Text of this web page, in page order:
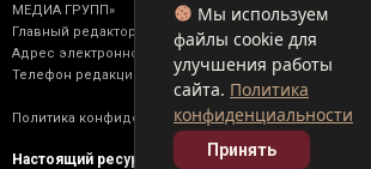
Мы используем
файлы cookie для
улучшения работы
сайта. Политика
конфиденциальности
Принять
МЕДИА ГРУПП»
Главный редактор: Васильев М. Ю.
Адрес электронной почты редакции: allrzn@yandex.ru
Телефон редакции: +7 (910) 902-17-92
Политика конфиденциальности
Настоящий ресурс содержит материалы 16+